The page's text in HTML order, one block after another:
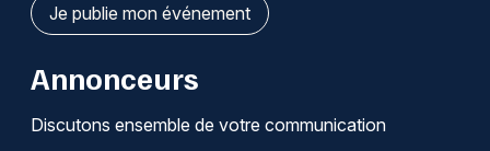
Je publie mon événement
Annonceurs
Discutons ensemble de votre communication